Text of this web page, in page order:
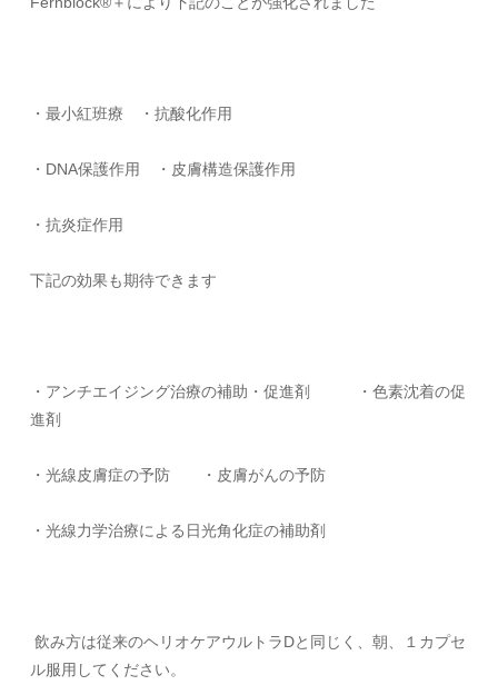
・最小紅班療 ・抗酸化作用
・ DNA保護作用 ・皮膚構造保護作用
・抗炎症作用
下記の効果も期待できます
・アンチエイジング治療の補助・促進剤 ・色素沈着の促
進剤
・光線皮膚症の予防 ・皮膚がんの予防
・光線力学治療による日光角化症の補助剤
飲み方は従来のヘリオケアウルトラDと同じく、朝、１カプセ
ル服用してください。